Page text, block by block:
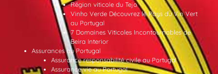
Région viticole du Tejo
Vinho Verde Découvrez le Pays du Vin Vert
au Portugal
7 Domaines Viticoles Incontournables de
Beira Interior
Assurances au Portugal
Assurance responsabilité civile au Portugal
Assurance vie au Portugal